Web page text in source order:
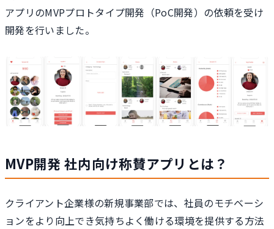
アプリのMVPプロトタイプ開発（PoC開発）の依頼を受け
開発を行いました。
MVP開発 社内向け称賛アプリとは？
クライアント企業様の新規事業部では、社員のモチベーシ
ョンをより向上でき気持ちよく働ける環境を提供する方法